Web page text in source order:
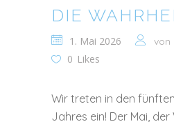
DIE
1. Mai 2026 von
0 Likes
Wir treten in den
Jahres ein! Der Mai, der